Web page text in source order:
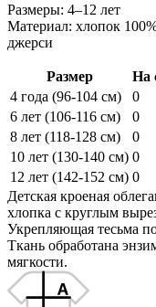
Размеры: 4–12 лет
Материал: хлопок
джерси
Размер На
4 года (96-104 см)
0
6 лет (106-116 см)
0
8 лет (118-128 см)
0
10 лет (130-140 см) 0
12 лет (142-152 см) 0
Детская кроеная
хлопка с круглым
Укрепляющая тесьма
Ткань обработана
мягкости.